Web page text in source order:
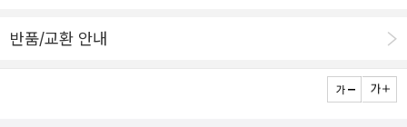
반품/교환 안내